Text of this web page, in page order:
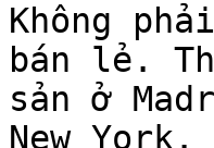
Không
bán lẻ.
sản ở
New